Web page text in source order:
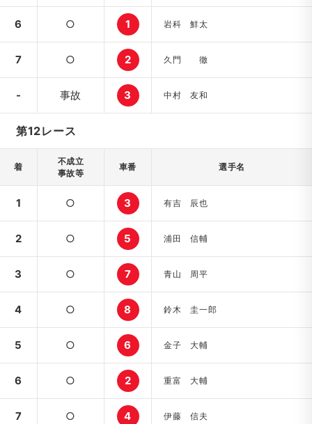
6 ○ 1 岩科 鮮太
7 ○ 2 久門 徹
- 事故 3 中村 友和
第12レース
着
不成立
事故等
車番 選手名
1 ○ 3 有吉 辰也
2 ○ 5 浦田 信輔
3 ○ 7 青山 周平
4 ○ 8 鈴木 圭一郎
5 ○ 6 金子 大輔
6 ○ 2 重富 大輔
7 ○ 4 伊藤 信夫